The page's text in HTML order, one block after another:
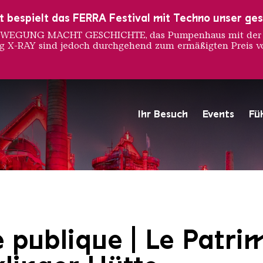
Ihr Besuch Events
Hochofengruppe in Rot
Copyright:
publique | Le
bespielt das FERRA Festival mit Techno unser
MACHT GESCHICHTE, das Pumpenhaus mit
RAY sind jedoch durchgehend zum ermäßigten Preis